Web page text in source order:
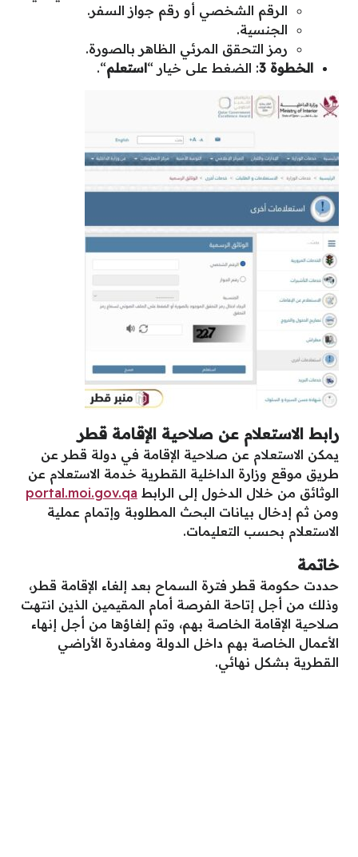
الرقم الشخصي أو رقم جواز السفر.
الجنسية.
رمز التحقق المرئي الظاهر بالصورة.
الخطوة 3
: الضغط على خيار “استعلم“.
رابط الاستعلام عن صلاحية الإقامة قطر
يمكن الاستعلام عن صلاحية الإقامة في دولة قطر عن
طريق موقع وزارة الداخلية القطرية خدمة الاستعلام عن
الوثائق من خلال الدخول إلى الرابط portal.moi.gov.qa
ومن ثم إدخال بيانات البحث المطلوبة وإتمام عملية
الاستعلام بحسب التعليمات.
خاتمة
حددت حكومة قطر فترة السماح بعد إلغاء الإقامة قطر،
وذلك من أجل إتاحة الفرصة أمام المقيمين الذين انتهت
صلاحية الإقامة الخاصة بهم، وتم إلغاؤها من أجل إنهاء
الأعمال الخاصة بهم داخل الدولة ومغادرة الأراضي
القطرية بشكل نهائي.